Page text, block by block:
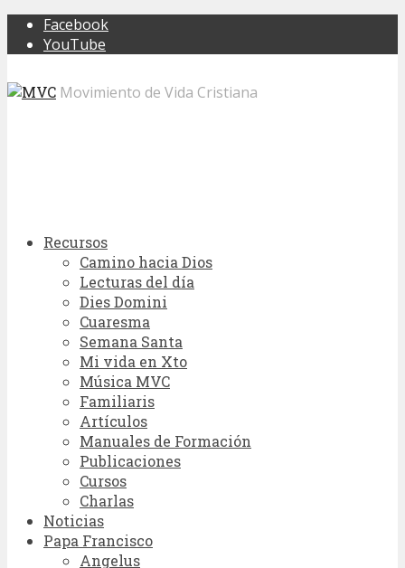
Facebook
YouTube
Movimiento de Vida Cristiana
Recursos
Camino hacia Dios
Lecturas del día
Dies Domini
Cuaresma
Semana Santa
Mi vida en Xto
Música MVC
Familiaris
Artículos
Manuales de Formación
Publicaciones
Cursos
Charlas
Noticias
Papa Francisco
Angelus